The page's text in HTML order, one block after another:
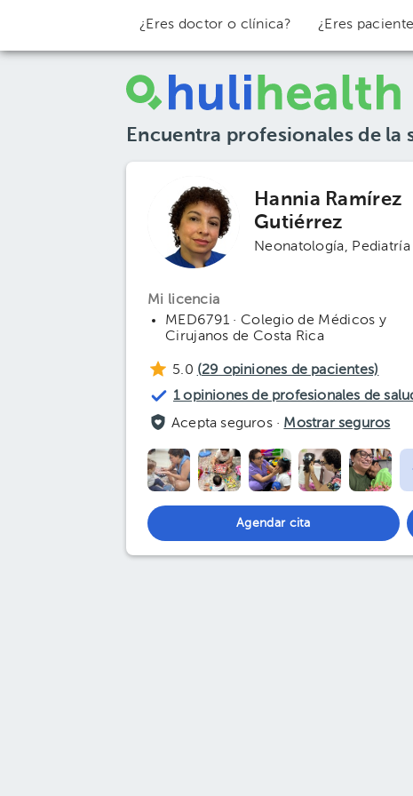
¿Eres doctor o clínica? ¿Eres
Encuentra profesionales de la
Hannia Ramírez
Gutiérrez
Neonatología Pediatría
Mi licencia
MED6791 · Colegio de Médicos y
Cirujanos de Costa Rica
5.0 (29 opiniones de pacientes)
1 opiniones de profesionales de
Acepta seguros · Mostrar seguros
Agendar cita